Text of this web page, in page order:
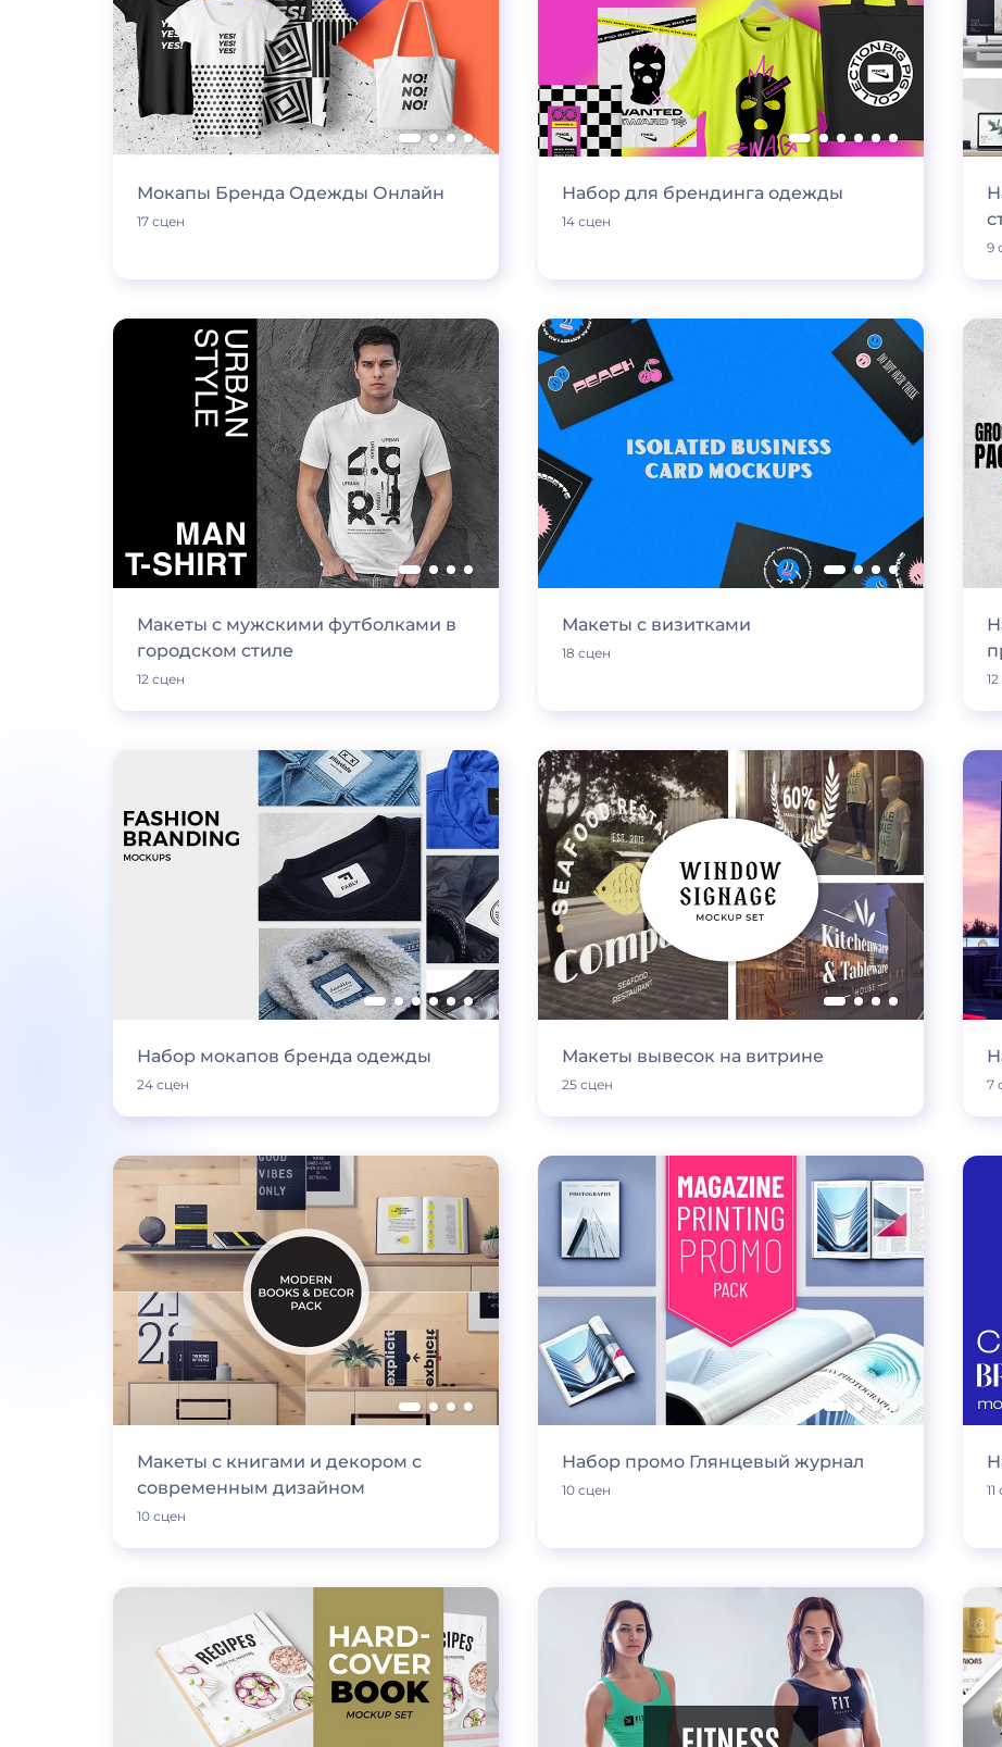
Мокапы Бренда Одежды Онлайн
17 сцен
Набор для брендинга одежды
14 сцен
9
Макеты с мужскими футболками в
городском стиле
12 сцен
Макеты с визитками
18 сцен
Набор мокапов бренда одежды
24 сцен
Макеты вывесок на витрине
25 сцен 7
Макеты с книгами и декором с
современным дизайном
10 сцен
Набор промо Глянцевый журнал
10 сцен